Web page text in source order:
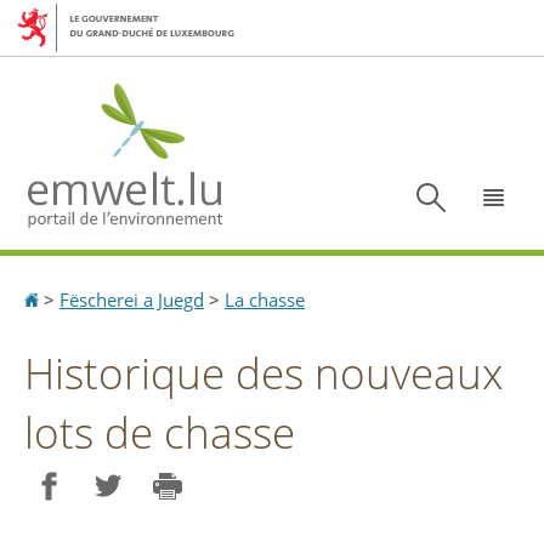
Aller
Aller
Accueil
> Fëscherei a Juegd > La chasse
Historique des nouveaux
lots de chasse